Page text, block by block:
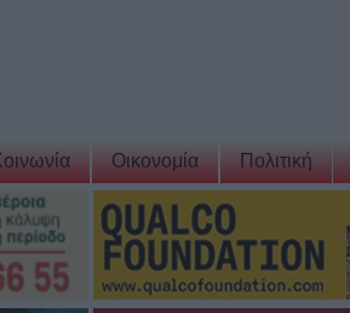
Οικονομία Πολιτική